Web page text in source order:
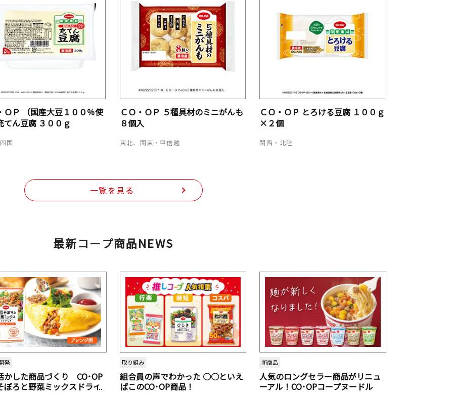
ＯＰ （国産大豆１００％使
てん豆腐 ３００ｇ
国
ＣＯ・ＯＰ ５種具材のミニがんも
８個入
東北、関東・甲信越
ＣＯ・ＯＰ とろける豆腐 １００ｇ
×２個
関西・北陸
一覧を見る
最新コープ商品NEWS
発
かした商品づくり CO･OP
ぼろと野菜ミックスドライ
取り組み
組合員の声でわかった ○○といえ
ばこのCO･OP商品！
新商品
人気のロングセラー商品がリニュ
ーアル！CO･OPコープヌードル